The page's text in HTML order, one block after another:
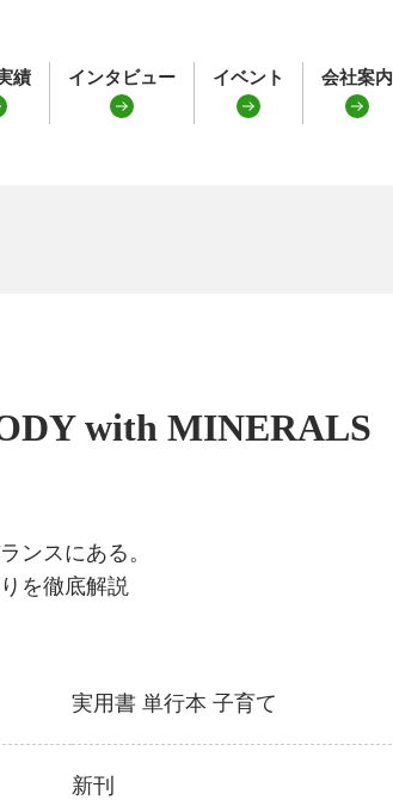
績 インタビュー イベント 会社案内
with MINERALS
ンスにある。
を徹底解説
実用書 単行本 子育て
新刊